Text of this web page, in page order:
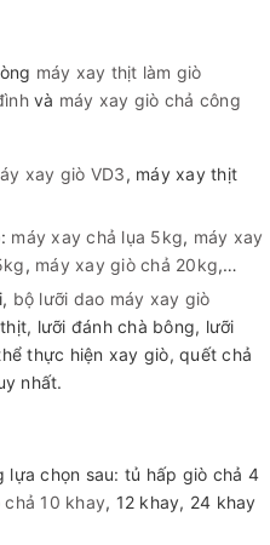
máy xay thịt làm giò
và máy xay giò chả công
xay giò VD3, máy xay thịt
máy xay chả lụa 5kg, máy xay
, máy xay giò chả 20kg,…
bộ lưỡi dao máy xay giò
lưỡi đánh chà bông, lưỡi
thực hiện xay giò, quết chả
nhất.
lựa chọn sau: tủ hấp giò chả 4
10 khay, 12 khay, 24 khay